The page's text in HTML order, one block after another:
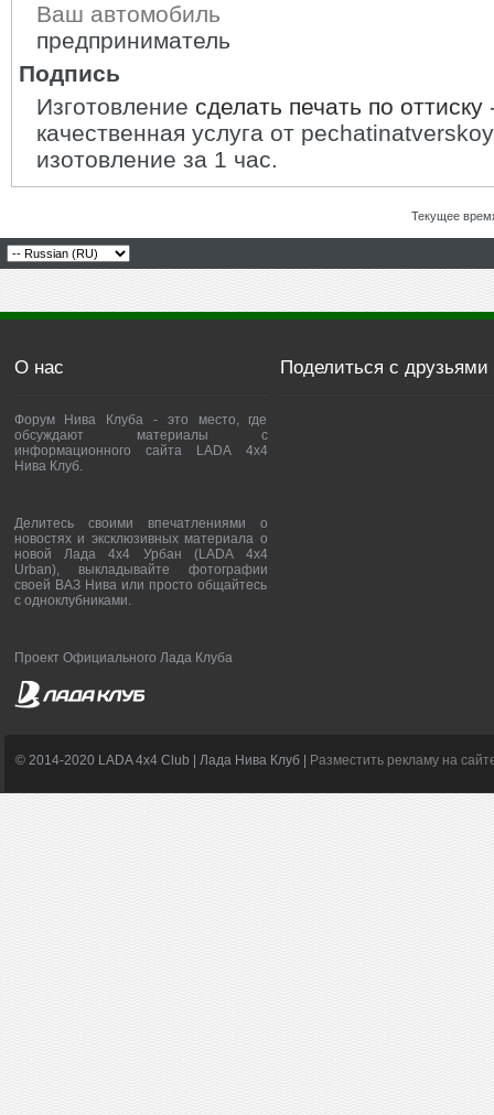
Ваш автомобиль
предприниматель
Подпись
Изготовление сделать печать по оттиску
качественная услуга от
изотовление за 1 час.
Текущее
О нас
Форум Нива Клуба - это место, где
обсуждают материалы с
информационного сайта LADA 4x4
Нива Клуб.
Делитесь своими впечатлениями о
новостях и эксклюзивных материала о
новой Лада 4х4 Урбан (LADA 4x4
Urban), выкладывайте фотографии
своей ВАЗ Нива или просто общайтесь
с одноклубниками.
Проект Официального Лада Клуба
Поделиться с друзьями
© 2014-2020 LADA 4x4 Club | Лада Нива Клуб | Разместить рекламу на